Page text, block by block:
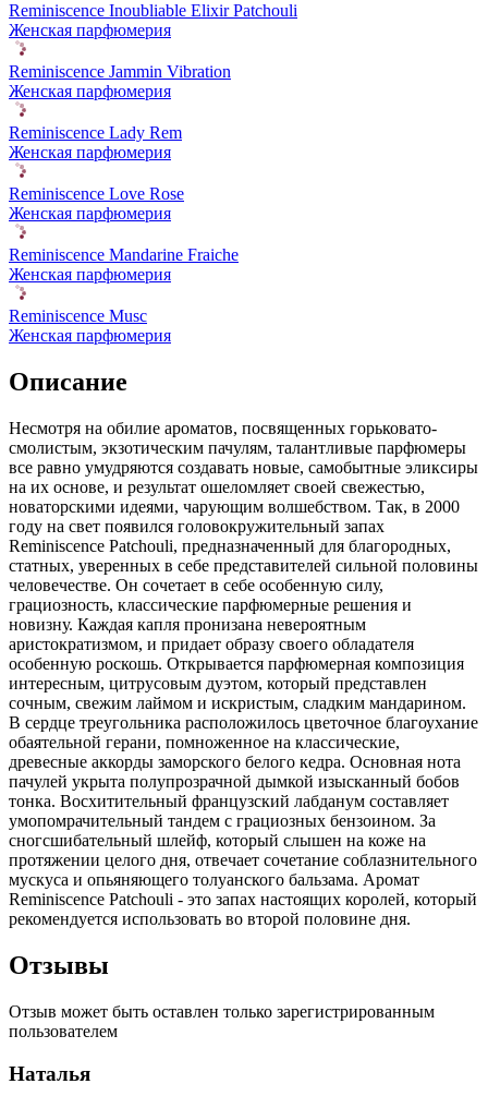
Reminiscence Inoubliable Elixir Patchouli
Женская парфюмерия
Reminiscence Jammin Vibration
Женская парфюмерия
Reminiscence Lady Rem
Женская парфюмерия
Reminiscence Love Rose
Женская парфюмерия
Reminiscence Mandarine Fraiche
Женская парфюмерия
Reminiscence Musc
Женская парфюмерия
Описание
Несмотря на обилие ароматов, посвященных горьковато-
смолистым, экзотическим пачулям, талантливые парфюмеры
все равно умудряются создавать новые, самобытные эликсиры
на их основе, и результат ошеломляет своей свежестью,
новаторскими идеями, чарующим волшебством. Так, в 2000
году на свет появился головокружительный запах
Reminiscence Patchouli, предназначенный для благородных,
статных, уверенных в себе представителей сильной половины
человечестве. Он сочетает в себе особенную силу,
грациозность, классические парфюмерные решения и
новизну. Каждая капля пронизана невероятным
аристократизмом, и придает образу своего обладателя
особенную роскошь. Открывается парфюмерная композиция
интересным, цитрусовым дуэтом, который представлен
сочным, свежим лаймом и искристым, сладким мандарином.
В сердце треугольника расположилось цветочное благоухание
обаятельной герани, помноженное на классические,
древесные аккорды заморского белого кедра. Основная нота
пачулей укрыта полупрозрачной дымкой изысканный бобов
тонка. Восхитительный французский лабданум составляет
умопомрачительный тандем с грациозных бензоином. За
сногсшибательный шлейф, который слышен на коже на
протяжении целого дня, отвечает сочетание соблазнительного
мускуса и опьяняющего толуанского бальзама. Аромат
Reminiscence Patchouli - это запах настоящих королей, который
рекомендуется использовать во второй половине дня.
Отзывы
Отзыв может быть оставлен только зарегистрированным
пользователем
Наталья